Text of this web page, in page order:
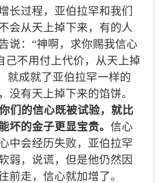
长过程，亚伯拉罕和我们
会从天上掉下来，有的人
说：“神啊，求你赐我信心
己不用付上代价，从天上掉
就成就了亚伯拉罕一样的
没有天上掉下来的馅饼。
们的信心既被试验，就比
坏的金子更显宝贵。 信心
中会经历失败，亚伯拉罕
弱，说谎，但是他仍然因
前走，信心就加增了。